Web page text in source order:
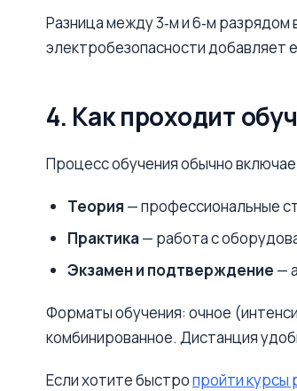
Разница между 3‑м и 6‑м
электробезопасности добавляет
4. Как проходит
Процесс обучения обычно
Теория — профессиональные
Практика— работа с
Экзамен и подтверждение —
Форматы обучения: очное
комбинированное. Дистанция
Если хотите быстропройти курсы